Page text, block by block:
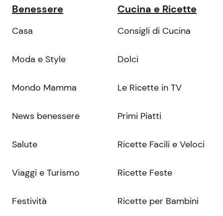
Benessere
Casa
Moda e Style
Mondo Mamma
News benessere
Salute
Viaggi e Turismo
Festività
Cucina e Ricette
Consigli di Cucina
Dolci
Le Ricette in TV
Primi Piatti
Ricette Facili e Veloci
Ricette Feste
Ricette per Bambini